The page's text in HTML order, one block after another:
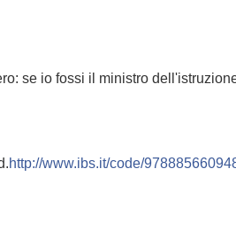
se io fossi il ministro
http://www.ibs.it/code/